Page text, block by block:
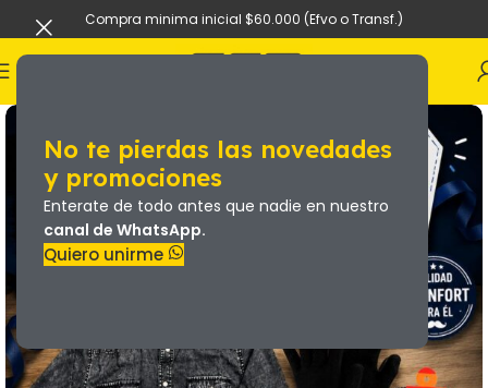
No te pierdas las novedades
y promociones
Enterate de todo antes que nadie en nuestro
canal de WhatsApp.
Quiero unirme
Compra minima inicial $60.000 (Efvo o Transf.)